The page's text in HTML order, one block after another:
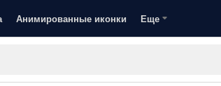
Анимированные иконки Еще